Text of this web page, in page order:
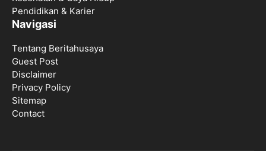
Pendidikan & Karier
Navigasi
Tentang Beritahusaya
Guest Post
Disclaimer
Privacy Policy
Sitemap
Contact